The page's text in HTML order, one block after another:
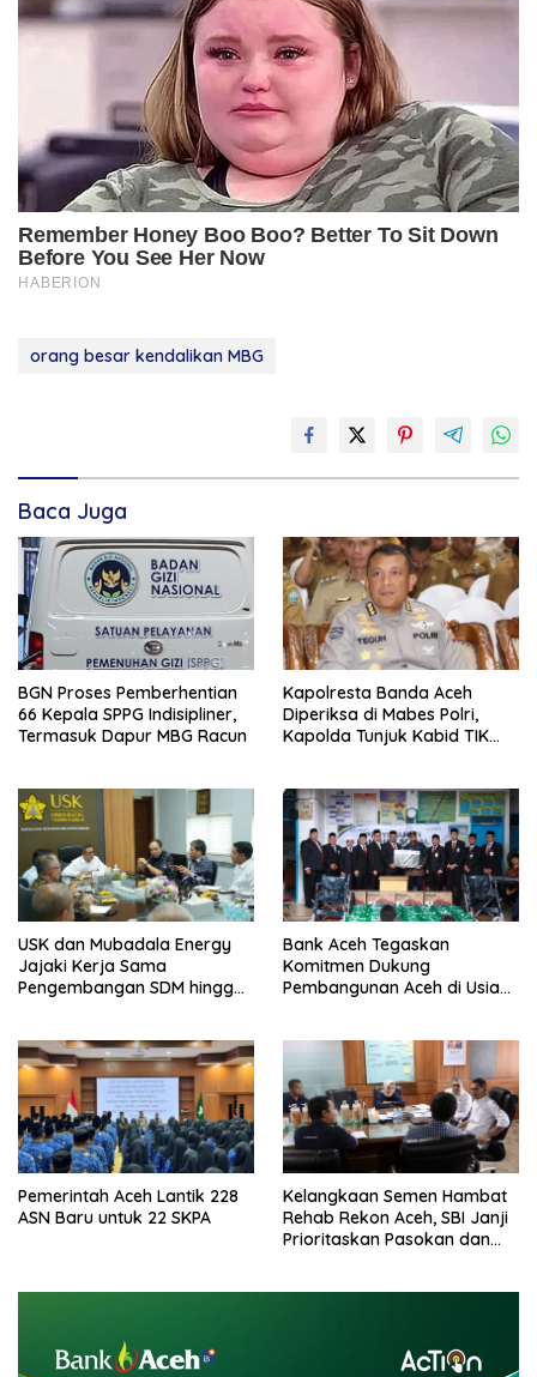
orang besar kendalikan MBG
Baca Juga
BGN Proses Pemberhentian
66 Kepala SPPG Indisipliner,
Termasuk Dapur MBG Racun
Kapolresta Banda Aceh
Diperiksa di Mabes Polri,
Kapolda Tunjuk Kabid TIK
USK dan Mubadala Energy
Jajaki Kerja Sama
Pengembangan SDM hingga
Bank Aceh Tegaskan
Komitmen Dukung
Pembangunan Aceh di Usia
Pemerintah Aceh Lantik 228
ASN Baru untuk 22 SKPA
Kelangkaan Semen Hambat
Rehab Rekon Aceh, SBI Janji
Prioritaskan Pasokan dan